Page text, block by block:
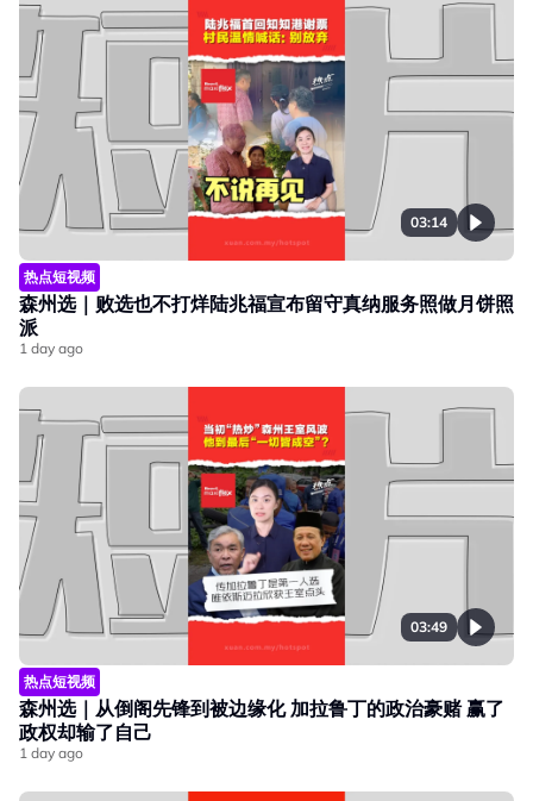
03:14
热点短视频
森州选｜败选也不打烊陆兆福宣布留守真纳服务照做月饼照
派
1 day ago
03:49
热点短视频
森州选｜从倒阁先锋到被边缘化 加拉鲁丁的政治豪赌 赢了
政权却输了自己
1 day ago